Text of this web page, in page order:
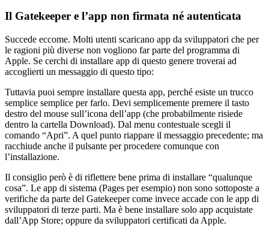
Il Gatekeeper e l’app non firmata né autenticata
Succede eccome. Molti utenti scaricano app da sviluppatori che per
le ragioni più diverse non vogliono far parte del programma di
Apple. Se cerchi di installare app di questo genere troverai ad
accoglierti un messaggio di questo tipo:
Tuttavia puoi sempre installare questa app, perché esiste un trucco
semplice semplice per farlo. Devi semplicemente premere il tasto
destro del mouse sull’icona dell’app (che probabilmente risiede
dentro la cartella Download). Dal menu contestuale scegli il
comando “Apri”. A quel punto riappare il messaggio precedente; ma
racchiude anche il pulsante per procedere comunque con
l’installazione.
Il consiglio però è di riflettere bene prima di installare “qualunque
cosa”. Le app di sistema (Pages per esempio) non sono sottoposte a
verifiche da parte del Gatekeeper come invece accade con le app di
sviluppatori di terze parti. Ma è bene installare solo app acquistate
dall’App Store; oppure da sviluppatori certificati da Apple.